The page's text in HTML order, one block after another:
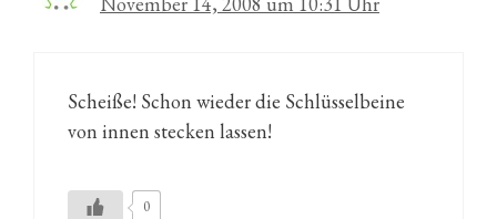
Scheiße! Schon wieder die Schlüsselbeine
von innen stecken lassen!
0